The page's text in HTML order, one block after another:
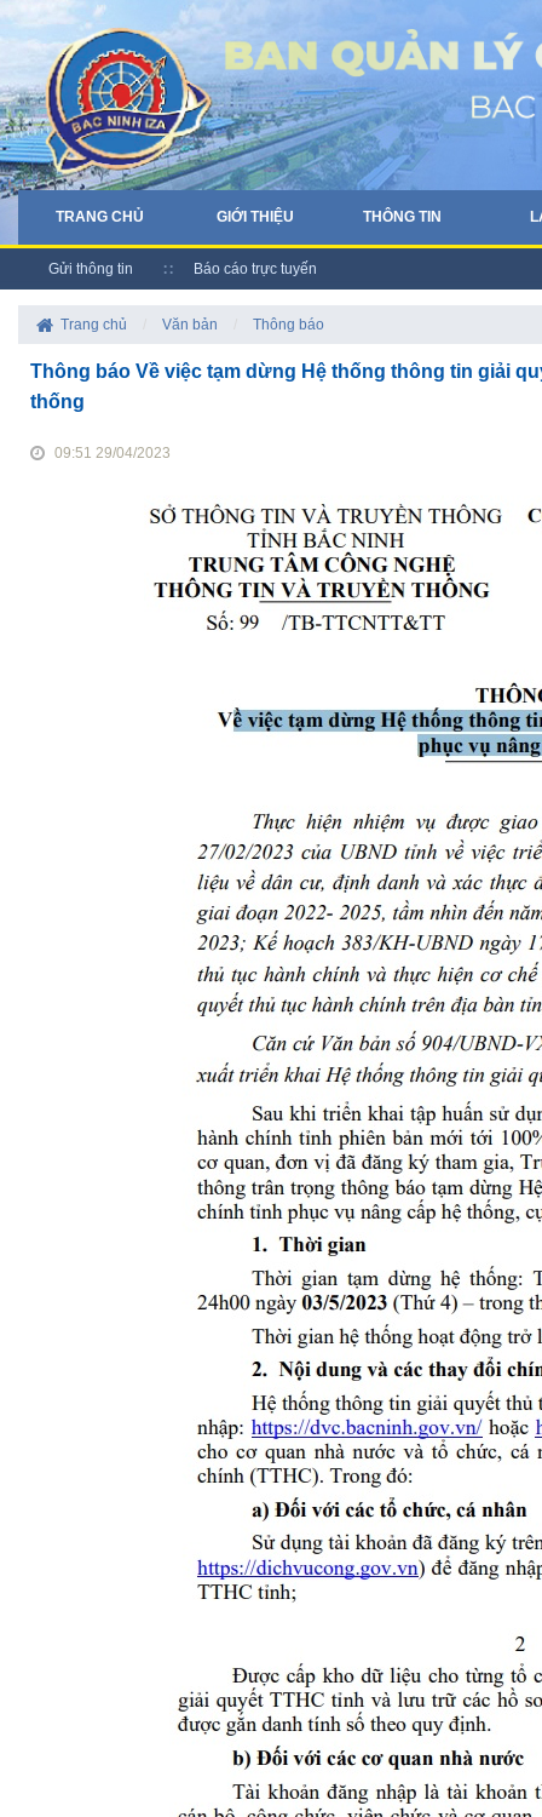
TRANG CHỦ GIỚI THIỆU THÔNG TIN
Gửi thông tin Báo cáo trực tuyến
Trang chủ Văn bản Thông báo
Thông báo Về việc tạm dừng Hệ thống thông tin giải
thống
09:51 29/04/2023